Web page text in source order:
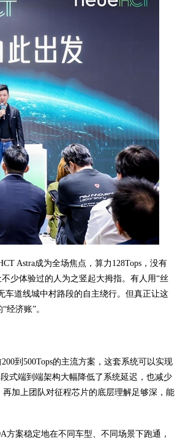
Astra成为全场焦点，算力128Tops，没有
少体验过的人为之竖起大拇指。有人用“丝
车道线城中村路段的自主绕行。但真正让这
济账”。
到500Tops的主流方案，这套系统可以实现
式端到端架构大幅降低了系统延迟，也减少
加上团队对征程芯片的底层理解足够深，能
方案稳定地在不同车型、不同场景下跑通，